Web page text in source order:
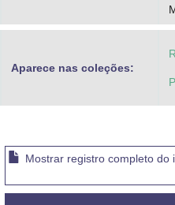
Aparece nas coleções:
Mostrar registro completo do